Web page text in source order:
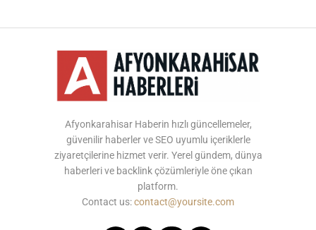
Afyonkarahisar Haberin hızlı güncellemeler,
güvenilir haberler ve SEO uyumlu içeriklerle
ziyaretçilerine hizmet verir. Yerel gündem, dünya
haberleri ve backlink çözümleriyle öne çıkan
platform.
Contact us:contact@yoursite.com